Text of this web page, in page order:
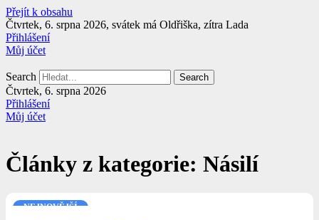
Přejít k obsahu
Čtvrtek, 6. srpna 2026, svátek má Oldřiška, zítra Lada
Přihlášení
Můj účet
Search Search
Čtvrtek, 6. srpna 2026
Přihlášení
Můj účet
Články z kategorie: Násilí
NEJNOVĚJŠÍ